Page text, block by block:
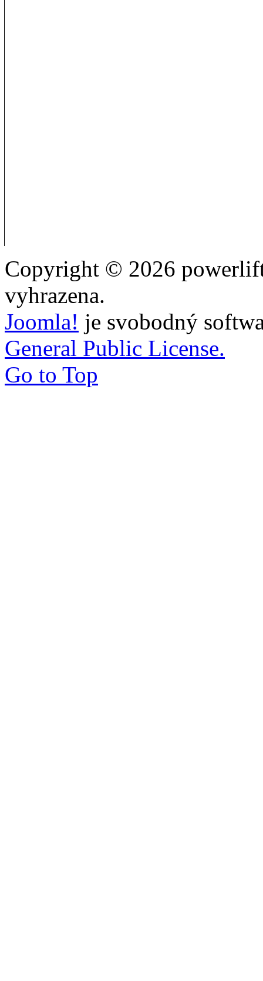
Copyright © 2026
vyhrazena.
Joomla! je svobodný
General Public License.
Go to Top